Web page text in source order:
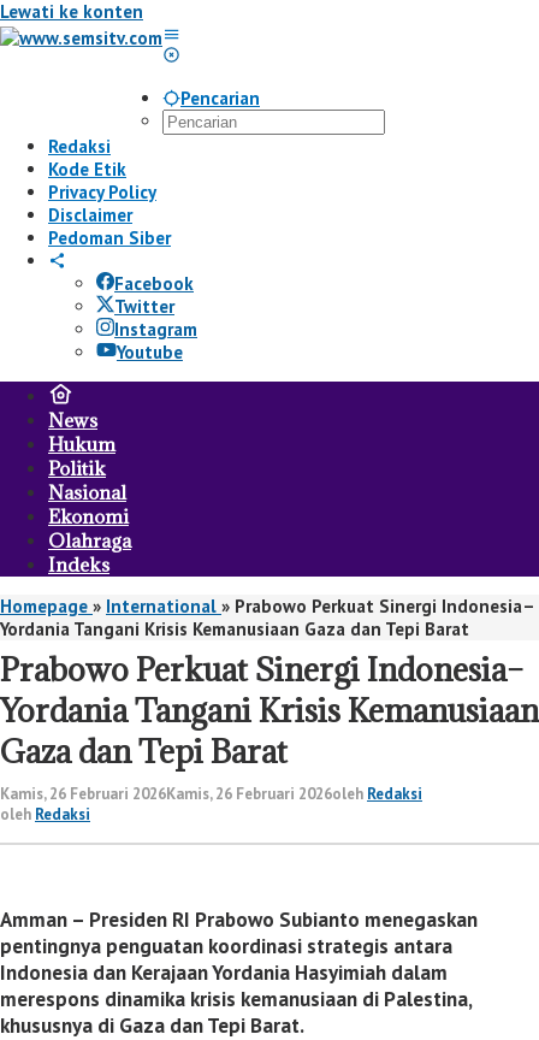
Lewati ke konten
Pencarian
Redaksi
Kode Etik
Privacy Policy
Disclaimer
Pedoman Siber
Facebook
Twitter
Instagram
Youtube
News
Hukum
Politik
Nasional
Ekonomi
Olahraga
Indeks
Homepage » International » Prabowo Perkuat Sinergi Indonesia–
Yordania Tangani Krisis Kemanusiaan Gaza dan Tepi Barat
Prabowo Perkuat Sinergi Indonesia–
Yordania Tangani Krisis Kemanusiaan
Gaza dan Tepi Barat
Kamis, 26 Februari 2026Kamis, 26 Februari 2026oleh Redaksi
oleh Redaksi
Amman – Presiden RI Prabowo Subianto menegaskan
pentingnya penguatan koordinasi strategis antara
Indonesia dan Kerajaan Yordania Hasyimiah dalam
merespons dinamika krisis kemanusiaan di Palestina,
khususnya di Gaza dan Tepi Barat.